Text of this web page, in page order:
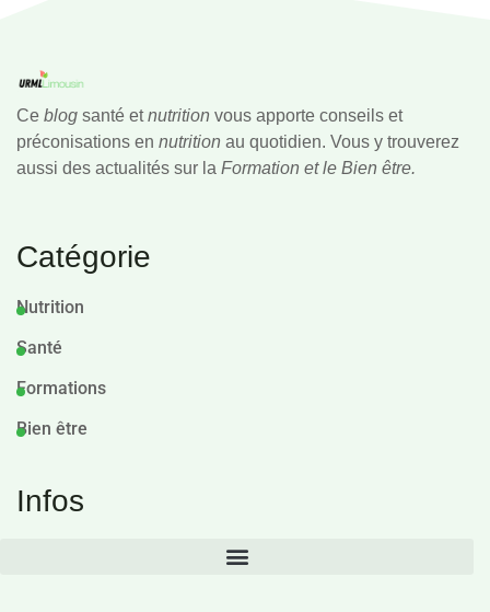
Ce blog santé etnutrition vous apporte conseils et
préconisations en nutrition au quotidien. Vous y trouverez
aussi des actualités sur la Formation et le Bien être.
Catégorie
Nutrition
Santé
Formations
Bien être
Infos